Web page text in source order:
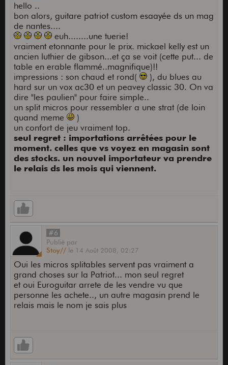
hello ..
bon alors, guitare patriot custom esaayée ds un mag
de nantes....
euh........une tuerie!
vraiment etonnante pour le prix. mickael kelly est un
ancien luthier de gibson...et ça se voit (cette put... de
table en erable flammé..magnifique)!!
impressions : son chaud et rond(
), du blues au
hard sur un vox ac30 et un peavey classic 30. On va
dire "les paulien" pour faire simple..
un split micros pour ressembler a une strat (de loin
quand meme
)
un confort de jeu vraiment top.
seul regret : importations arrêtées pour le
moment. celles que vs voyez en magasin sont
des stocks. un nouvel importateur va prendre
le relais ds les mois qui viennent.
#6
Publié par
Stoy// le 14 Août 2008, 02:27
Oui les micros splitables servent pas vraiment a
grand choses sur la Patriot... mon seul regret
et oui Euroguitar arrete de les vendre vu que
personne les achete.., un autre magasin prend le
relais mais le nom je sais plus